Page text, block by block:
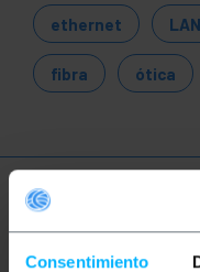
Consentimiento
ethernet LAN
fibra ótica
Mais